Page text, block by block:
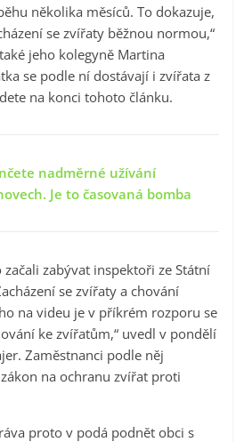
několika měsíců. To dokazuje,
se zvířaty běžnou normou,“
jeho kolegyně Martina
se podle ní dostávají i zvířata z
na konci tohoto článku.
nadměrné užívání
Je to časovaná bomba
zabývat inspektoři ze Státní
se zvířaty a chování
na videu je v příkrém rozporu se
ke zvířatům,“ uvedl v pondělí
Zaměstnanci podle něj
na ochranu zvířat proti
proto v podá podnět obci s